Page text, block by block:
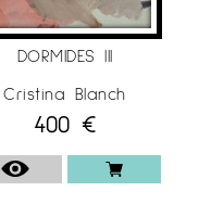
DORMIDES III
Cristina Blanch
400 €